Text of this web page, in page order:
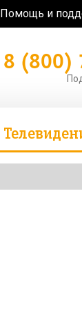
Помощь и
8 (800)